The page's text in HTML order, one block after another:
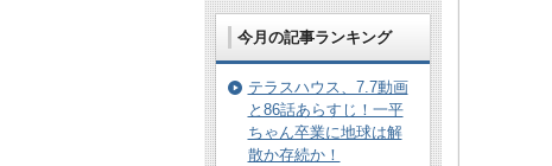
今月の記事ランキング
テラスハウス、7.7動画
と86話あらすじ！一平
ちゃん卒業に地球は解
散か存続か！